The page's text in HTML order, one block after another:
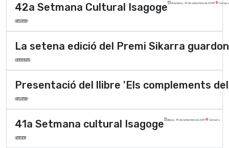
42a Setmana Cultural Isagoge divendres, 14 de setembre de 2018 Cervera
Cultura
La setena edició del Premi Sikarra
Societat
Presentació del llibre 'Els complements
Cultura
41a Setmana cultural Isagoge dijous, 14 de setembre de 2017 Cervera
Festes